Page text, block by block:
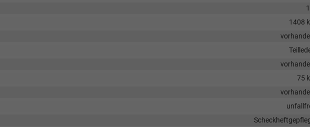
1408
75